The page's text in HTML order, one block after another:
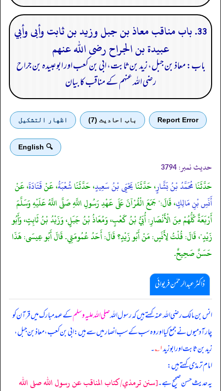
33. باب مناقب معاذ بن جبل وزيد بن ثابت وأبى وأبي
عبيدة بن الجراح رضى الله عنهم
باب: معاذ بن جبل، زید بن ثابت، ابی بن کعب اور ابوعبیدہ بن جراح
رضی الله عنہم کے مناقب کا بیان
Report Error باب احادیث (7) اظهار التشكيل
🔍 English
حدیث نمبر: 3794
حَدَّثَنَامُحَمَّدُ بْنُ بَشَّارٍ، حَدَّثَنَايَحْيَى بْنُ سَعِيدٍ، حَدَّثَنَاشُعْبَةُ، عَنْقَتَادَةَ، عَنْ
أَنَسِ بْنِ مَالِكٍ، قَالَ:" جَمَعَ الْقُرْآنَ عَلَى عَهْدِ رَسُولِ اللَّهِ صَلَّى اللَّهُ عَلَيْهِ وَسَلَّمَ
أَرْبَعَةٌ كُلُّهُمْ مِنَ الْأَنْصَارِ: أُبَيُّ بْنُ كَعْبٍ، وَمُعَاذُ بْنُ جَبَلٍ، وَزَيْدُ بْنُ ثَابِتٍ، وَأَبُو
زَيْدٍ"، قَالَ: قُلْتُ لِأَنَسٍ: مَنْ أَبُو زَيْدٍ؟ قَالَ: أَحَدُ عُمُومَتِي. قَالَ أَبُو عِيسَى: هَذَا
حَسَنٌ صَحِيحٌ.
ڈاکٹر عبدالرحمٰن فریوائی
انس بن مالک رضی الله عنہ کہتے ہیں کہرسول اللہصلی اللہ علیہ وسلمکے عہد مبارک میں قرآن کو
چار آدمیوں نے جمع کیا اور وہ سب کے سب انصار میں سے ہیں: ابی بن کعب، معاذ بن جبل،
زید بن ثابت اور ابوزید۱؎ ۔
امام ترمذی کہتے ہیں:
یہ حدیث حسن صحیح ہے۔[سنن ترمذي/كتاب المناقب عن رسول الله صلى الله